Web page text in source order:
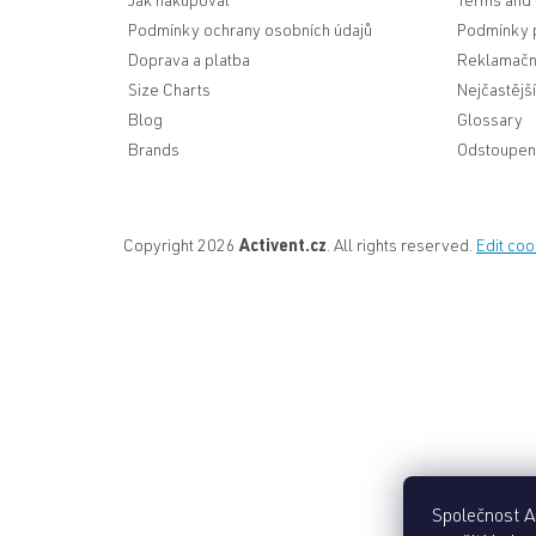
Společnost
Podmínky ochrany osobních údajů
Podmínky
Doprava a platba
Size Charts
Blog
Glossary
Brands
Copyright 2026 Activent.cz. All rights reserved. Edit